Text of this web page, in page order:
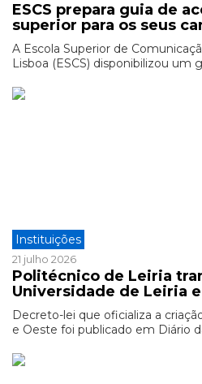
ESCS prepara guia de
superior para os seus
A Escola Superior de
Lisboa (ESCS) disponibilizou um
Instituições
21 julho 2026
Politécnico de Leiria
Universidade de Leiria
Decreto-lei que oficializa a
e Oeste foi publicado em Diário